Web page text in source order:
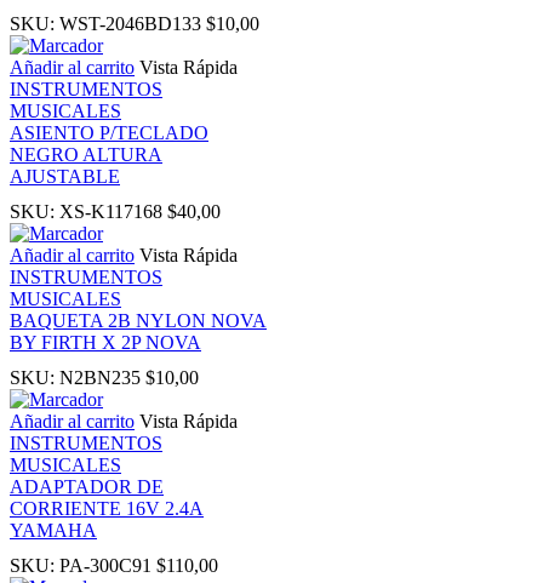
Panel
panel
panel
SKU: WST-2046BD133 $10,00
Añadir al carrito Vista Rápida
INSTRUMENTOS
MUSICALES
ASIENTO P/TECLADO
NEGRO ALTURA
AJUSTABLE
SKU: XS-K117168 $40,00
Añadir al carrito Vista Rápida
INSTRUMENTOS
MUSICALES
BAQUETA 2B NYLON NOVA
BY FIRTH X 2P NOVA
SKU: N2BN235 $10,00
Añadir al carrito Vista Rápida
INSTRUMENTOS
MUSICALES
ADAPTADOR DE
CORRIENTE 16V 2.4A
YAMAHA
SKU: PA-300C91 $110,00